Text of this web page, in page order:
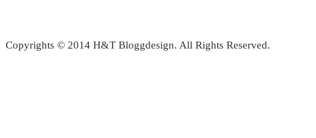
Copyrights © 2014 H&T Bloggdesign. All Rights Reserved.